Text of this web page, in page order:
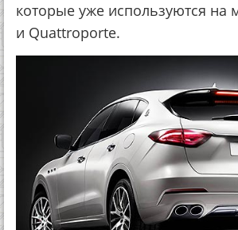
которые уже используются на
и Quattroporte.